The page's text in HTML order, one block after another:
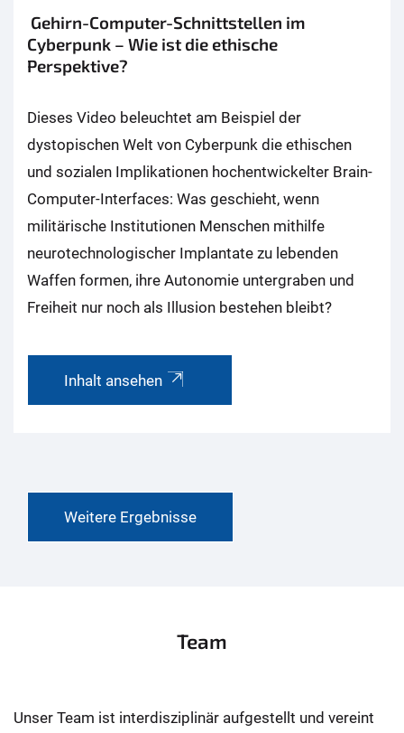
Gehirn-Computer-Schnittstellen im
Cyberpunk – Wie ist die ethische
Perspektive?
Dieses Video beleuchtet am Beispiel der
dystopischen Welt von Cyberpunk die ethischen
und sozialen Implikationen hochentwickelter Brain-
Computer-Interfaces: Was geschieht, wenn
militärische Institutionen Menschen mithilfe
neurotechnologischer Implantate zu lebenden
Waffen formen, ihre Autonomie untergraben und
Freiheit nur noch als Illusion bestehen bleibt?
Inhalt ansehen
Weitere Ergebnisse
Team
Unser Team ist interdisziplinär aufgestellt und vereint